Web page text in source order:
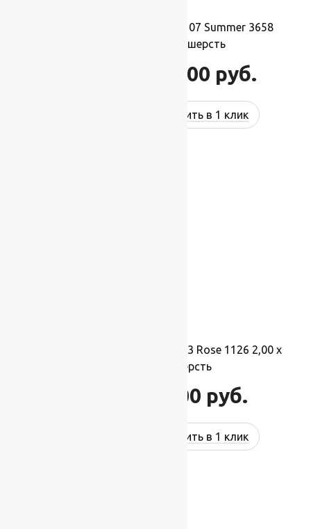
Ковер шерстяной Прямой 107 Summer 3658
2,00×5,00 м, 100% шерсть
110 000 руб.
Купить в 1 клик
Ковер шерстяной Прямой 113 Rose 1126 2,00 x
3,50 м, 100% шерсть
77 000 руб.
Купить в 1 клик